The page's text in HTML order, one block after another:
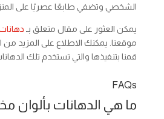
الشخصي وتضفي طابعًا عصريًا على
يمكن العثور على مقال متعلق بـ
موقعنا. يمكنك الاطلاع على المزيد من
قمنا بتنفيذها والتي تستخدم تلك
FAQs
ما هي الدهانات بألوان